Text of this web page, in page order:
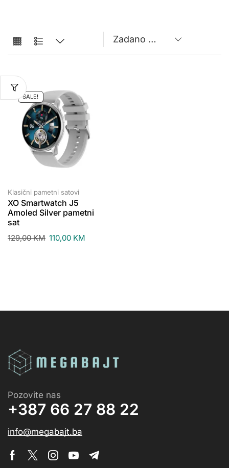
SALE!
Klasični pametni satovi
XO Smartwatch J5
Amoled Silver pametni
sat
129,00KM 110,00 KM
Pozovite nas
+387 66 27 88 22
info@megabajt.ba